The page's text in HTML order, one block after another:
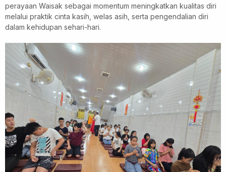
perayaan Waisak sebagai momentum meningkatkan kualitas diri
melalui praktik cinta kasih, welas asih, serta pengendalian diri
dalam kehidupan sehari-hari.